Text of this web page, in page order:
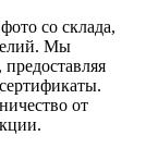
со склада,
Мы
от